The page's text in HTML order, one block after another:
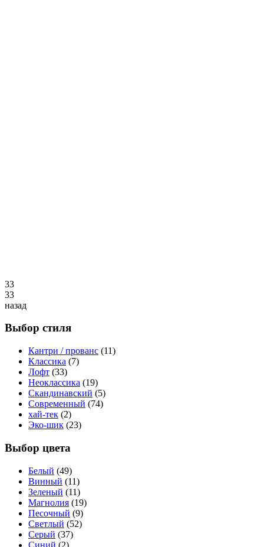
33
33
назад
Выбор стиля
Кантри / прованс (11)
Классика (7)
Лофт (33)
Неоклассика (19)
Скандинавский (5)
Современный (74)
хай-тек (2)
Эко-шик (23)
Выбор цвета
Белый (49)
Винный (11)
Зеленый (11)
Магнолия (19)
Песочный (9)
Светлый (52)
Серый (37)
Синий (2)